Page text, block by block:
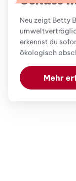
Neu zeigt Betty
erkennst du
ökologisch
Mehr